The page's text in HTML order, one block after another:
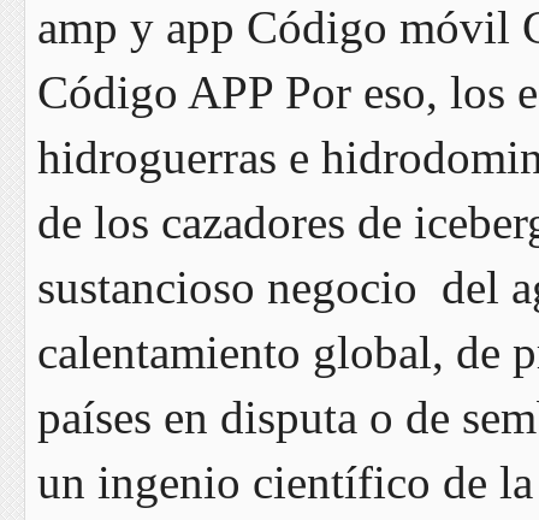
amp y app Código móvil
Código APP Por eso, los
hidroguerras e
de los cazadores de
sustancioso negocio del
calentamiento global, de
países en disputa o de
un ingenio científico de